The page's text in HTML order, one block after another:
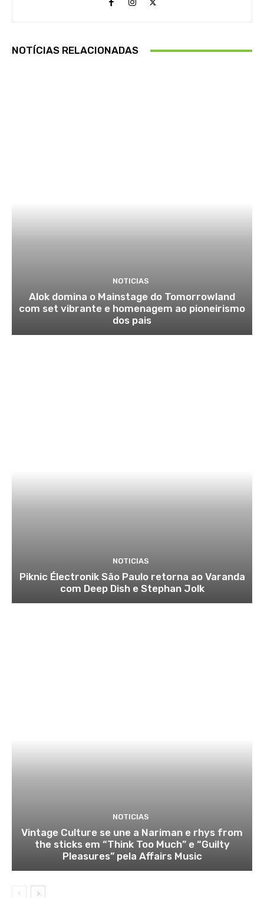
NOTÍCIAS RELACIONADAS
NOTICIAS
Alok domina o Mainstage do Tomorrowland
com set vibrante e homenagem ao pioneirismo
dos pais
NOTICIAS
Piknic Électronik São Paulo retorna ao Varanda
com Deep Dish e Stephan Jolk
NOTICIAS
Vintage Culture se une a Nariman e rhys from
the sticks em “Think Too Much” e “Guilty
Pleasures” pela Affairs Music